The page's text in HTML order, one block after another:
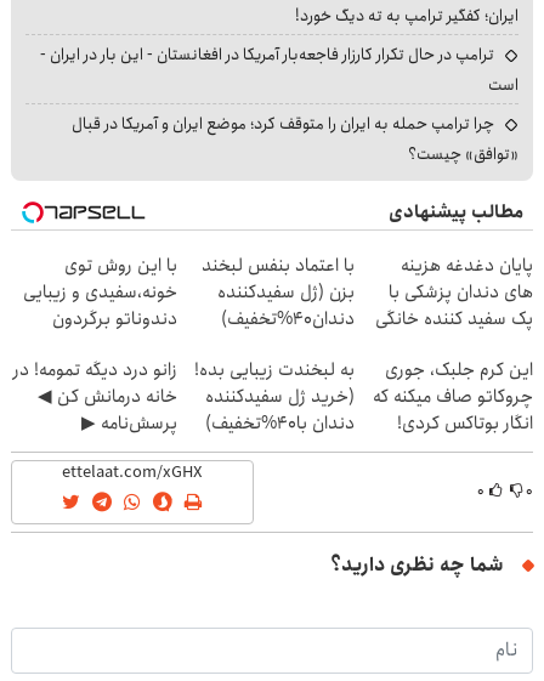
ایران؛ کفگیر ترامپ به ته دیگ خورد!
ترامپ در حال تکرار کارزار فاجعه‌بار آمریکا در افغانستان - این بار در ایران -
است
چرا ترامپ حمله به ایران را متوقف کرد؛ موضع ایران و آمریکا در قبال
«توافق» چیست؟
مطالب پیشنهادی
پایان دغدغه هزینه
های دندان پزشکی با
پک سفید کننده خانگی
با اعتماد بنفس لبخند
بزن (ژل سفیدکننده
دندان40%تخفیف)
با این روش توی
خونه،سفیدی و زیبایی
دندوناتو برگردون
این کرم جلبک، جوری
چروکاتو صاف میکنه که
انگار بوتاکس کردی!
(تخفیف ویژه)
به لبخندت زیبایی بده!
(خرید ژل سفیدکننده
دندان با40%تخفیف)
زانو درد دیگه تمومه! در
خانه درمانش کن ◀
پرسش‌نامه ▶
۰ ۰
شما چه نظری دارید؟